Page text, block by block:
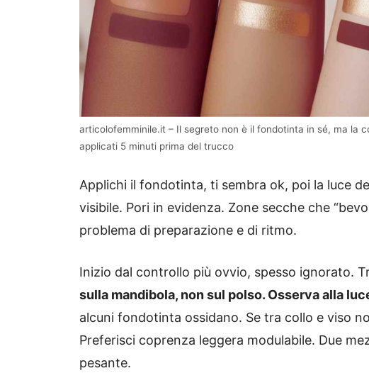
articolofemminile.it – Il segreto non è il fondotinta in sé, ma la
applicati 5 minuti prima del trucco
Applichi il fondotinta, ti sembra ok, poi la luce
visibile. Pori in evidenza. Zone secche che
problema di preparazione e di ritmo.
Inizio dal controllo più ovvio, spesso ignorato.
sulla mandibola, non sul polso. Osserva alla
alcuni fondotinta ossidano. Se tra collo e viso
Preferisci coprenza leggera modulabile. Due
pesante.